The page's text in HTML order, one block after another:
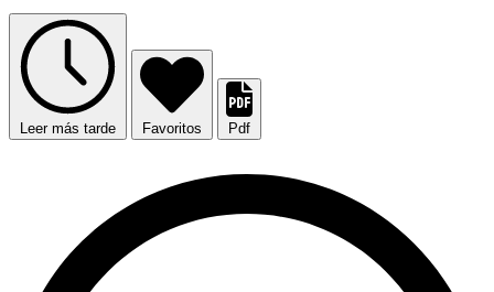
Leer más tarde Favoritos Pdf